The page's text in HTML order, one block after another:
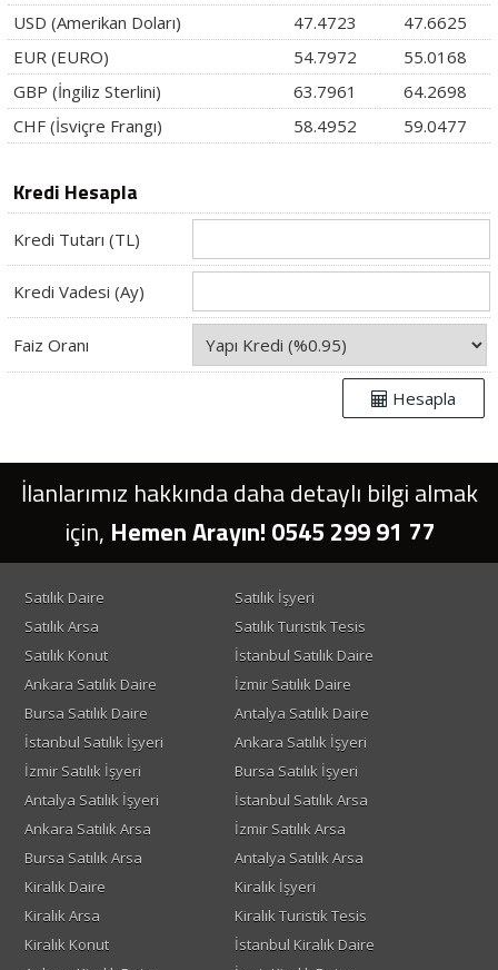
USD (Amerikan Doları)
47.4723
47.6625
EUR (EURO)
54.7972
55.0168
GBP (İngiliz Sterlini)
63.7961
64.2698
CHF (İsviçre Frangı)
58.4952 59.0477
Kredi Hesapla
Kredi Tutarı (TL)
Kredi Vadesi (Ay)
Faiz Oranı
Hesapla
İlanlarımız hakkında daha detaylı bilgi almak
için, Hemen Arayın! 0545 299 91 77
Satılık Daire
Satılık İşyeri
Satılık Arsa
Satılık Turistik Tesis
Satılık Konut
İstanbul Satılık Daire
Ankara Satılık Daire
İzmir Satılık Daire
Bursa Satılık Daire
Antalya Satılık Daire
İstanbul Satılık İşyeri
Ankara Satılık İşyeri
İzmir Satılık İşyeri
Bursa Satılık İşyeri
Antalya Satılık İşyeri
İstanbul Satılık Arsa
Ankara Satılık Arsa
İzmir Satılık Arsa
Bursa Satılık Arsa
Antalya Satılık Arsa
Kiralık Daire
Kiralık İşyeri
Kiralık Arsa
Kiralık Turistik Tesis
Kiralık Konut
İstanbul Kiralık Daire